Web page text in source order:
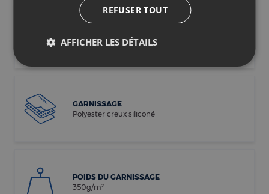
Synthétique
GARNISSAGE
Polyester creux siliconé
POIDS DU GARNISSAGE
350g/m²